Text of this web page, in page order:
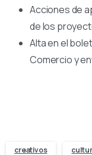
Acciones de
de los
Alta en el
Comercio y
creativos